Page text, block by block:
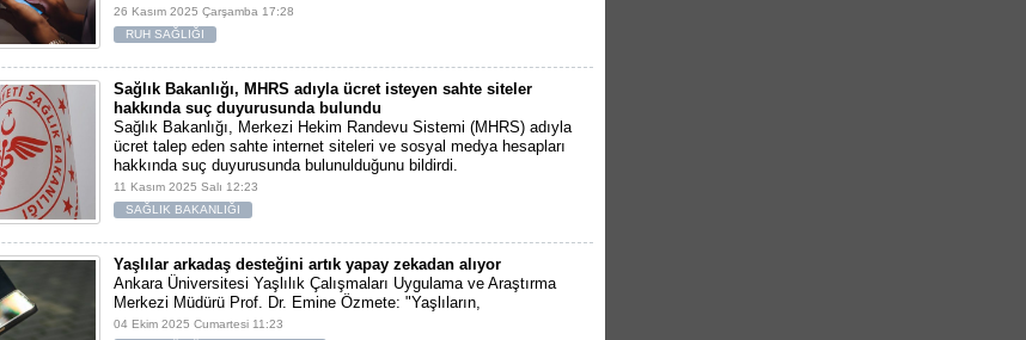
26 Kasım 2025 Çarşamba 17:28
RUH SAĞLIĞI
Sağlık Bakanlığı, MHRS adıyla ücret isteyen sahte siteler
hakkında suç duyurusunda bulundu
Sağlık Bakanlığı, Merkezi Hekim Randevu Sistemi (MHRS) adıyla
ücret talep eden sahte internet siteleri ve sosyal medya hesapları
hakkında suç duyurusunda bulunulduğunu bildirdi.
11 Kasım 2025 Salı 12:23
SAĞLIK BAKANLIĞI
Yaşlılar arkadaş desteğini artık yapay zekadan alıyor
Ankara Üniversitesi Yaşlılık Çalışmaları Uygulama ve Araştırma
Merkezi Müdürü Prof. Dr. Emine Özmete: "Yaşlıların,
04 Ekim 2025 Cumartesi 11:23